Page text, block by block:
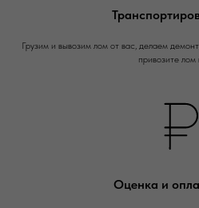
Грузим и вывозим лом от вас, делаем
привозите лом
Оценка и